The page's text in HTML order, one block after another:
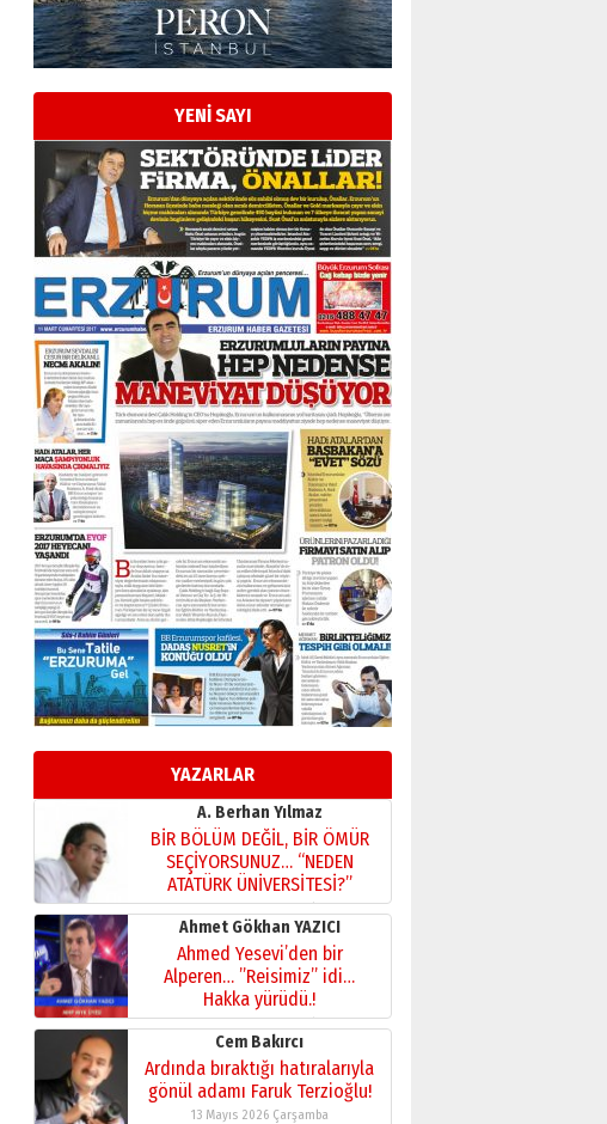
YENİ SAYI
YAZARLAR
Esat BİNDESEN
Başkan Sekmen’den Erzurum’a
bir vizyon proje daha!
02 Ağustos 2026 Pazar
Kadir SABUNCUOĞLU
Erzurumspor’un köşe taşları
29 Haziran 2026 Pazartesi
Kenan GÜLERCİ
Murat Şahsuvaroğlu ERKON’da
çıtayı yukarı taşırken,
yönetimdekiler aşağı
çekmemeli!
17 Şubat 2026 SalıOrhan BOZKURT
Bir fotoğraf, bir şehir, bir
gazeteci… Dizginler kimin
elinde?
A. Berhan Yılmaz
BİR BÖLÜM DEĞİL, BİR ÖMÜR
SEÇİYORSUNUZ… “NEDEN
ATATÜRK ÜNİVERSİTESİ?”
28 Temmuz 2026 Salı
Ahmet Gökhan YAZICI
Ahmed Yesevi’den bir
Alperen… ”Reisimiz” idi…
Hakka yürüdü.!
26 Mart 2026 Perşembe
Cem Bakırcı
Ardında bıraktığı hatıralarıyla
gönül adamı Faruk Terzioğlu!
13 Mayıs 2026 Çarşamba